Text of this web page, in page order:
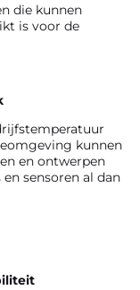
die kunnen
is voor de
kunnen
en ontwerpen
sensoren al dan